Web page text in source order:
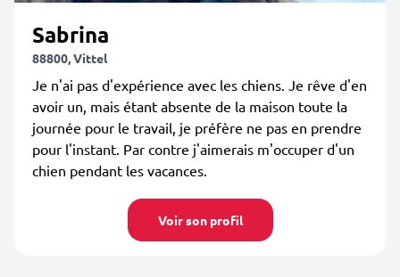
Sabrina
88800, Vittel
Je n'ai pas d'expérience avec les chiens. Je rêve d'en
avoir un, mais étant absente de la maison toute la
journée pour le travail, je préfère ne pas en prendre
pour l'instant. Par contre j'aimerais m'occuper d'un
chien pendant les vacances.
Voir son profil